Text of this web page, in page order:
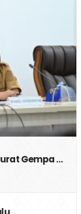
Gempa …